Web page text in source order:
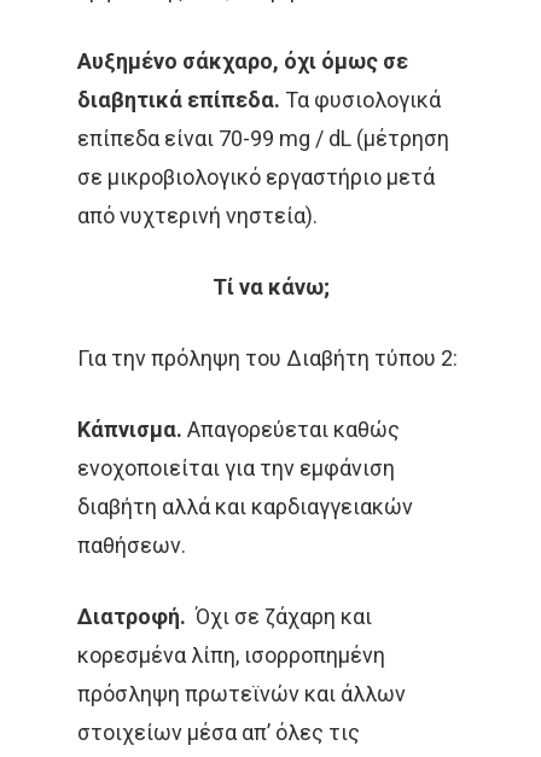
Αυξημένο σάκχαρο, όχι όμως σε
διαβητικά επίπεδα. Τα φυσιολογικά
επίπεδα είναι 70-99 mg / dL (μέτρηση
σε μικροβιολογικό εργαστήριο μετά
από νυχτερινή νηστεία).
Τί να κάνω;
Για την πρόληψη του Διαβήτη τύπου 2:
Κάπνισμα. Απαγορεύεται καθώς
ενοχοποιείται για την εμφάνιση
διαβήτη αλλά και καρδιαγγειακών
παθήσεων.
Διατροφή.Όχι σε ζάχαρη και
κορεσμένα λίπη, ισορροπημένη
πρόσληψη πρωτεϊνών και άλλων
στοιχείων μέσα απ’ όλες τις
ΚΑΡΚΊΝΟΣ ΤΟΥ
ΜΑΣΤΌΣ ΜΕΛΆΝΩΜΑ
ΑΚΤΙΝΟΘΕΡΑΠΕΊΑ
ΣΥΝΈΔΡΙΟ
ΑΚΤΙΝΟΘΕΡΑΠΕΊΑ
ΑΝΟΣΟΘΕΡΑΠΕΊΑ
ΑΠΟΘΕΡΑΠΕΥΜΈΝΟΙ
ΑΣΘΕΝΕΊΣ
ΔΙΆΓΝΩΣΗ